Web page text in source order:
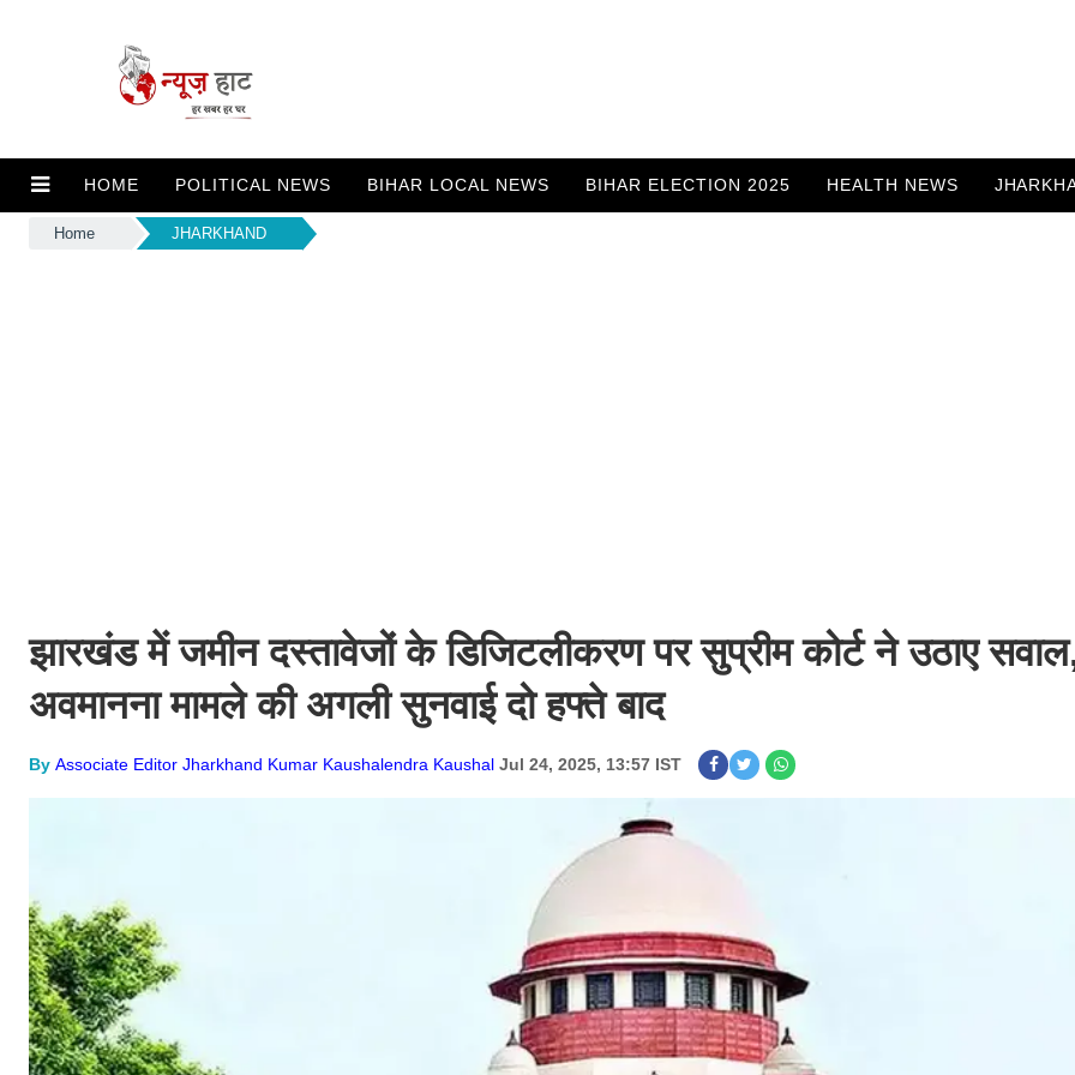
HOME POLITICAL NEWS BIHAR LOCAL NEWS BIHAR ELECTION 2025 HEALTH NEWS
Home JHARKHAND
झारखंड में जमीन दस्तावेजों के डिजिटलीकरण पर सुप्रीम कोर्ट ने उठाए
अवमानना मामले की अगली सुनवाई दो हफ्ते बाद
By Associate Editor Jharkhand Kumar Kaushalendra Kaushal Jul 24, 2025, 13:57 IST